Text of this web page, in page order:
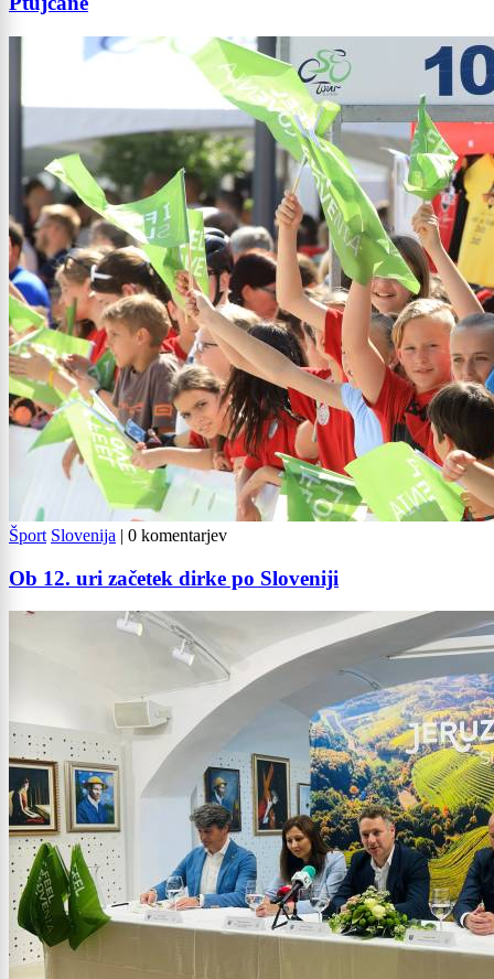
Šport Slovenija | 0 komentarjev
Ob 12. uri začetek dirke po Sloveniji